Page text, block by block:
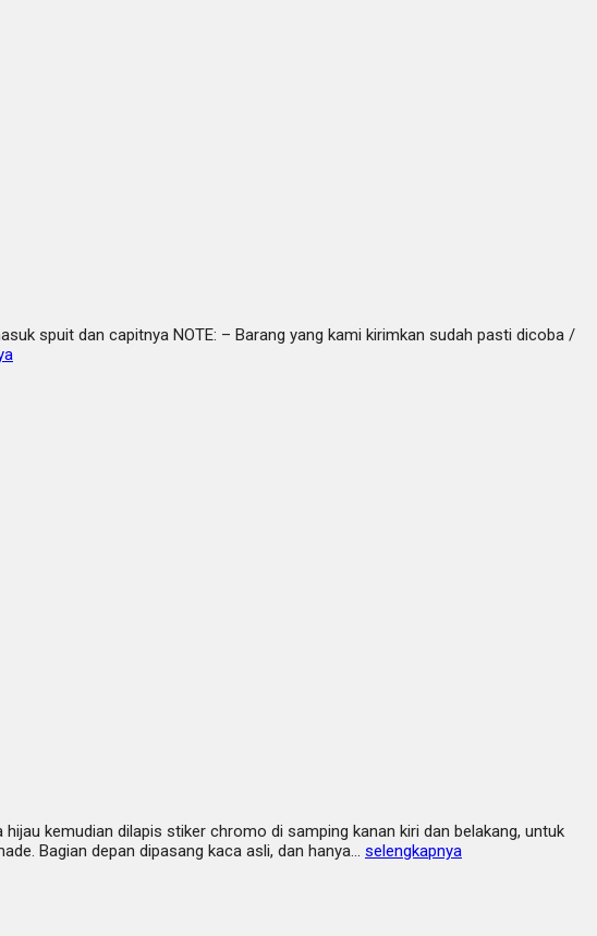
spuit dan capitnya NOTE: – Barang yang kami kirimkan sudah pasti dicoba /
kemudian dilapis stiker chromo di samping kanan kiri dan belakang, untuk
Bagian depan dipasang kaca asli, dan hanya… selengkapnya